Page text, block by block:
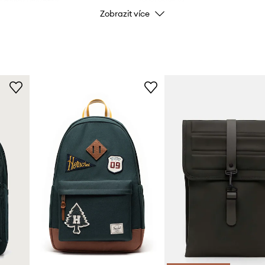
Zobrazit více